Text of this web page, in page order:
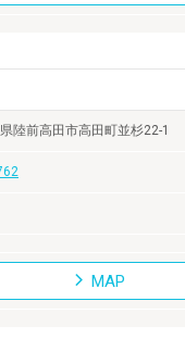
陸前高田市高田町並杉22-1
MAP